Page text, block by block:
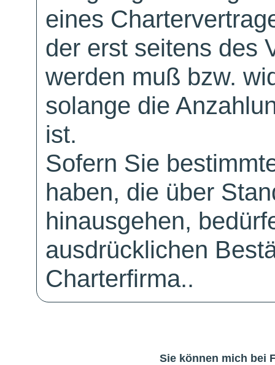
eines
der erst seitens des
werden muß bzw.
solange die
ist.
Sofern Sie
haben, die über
hinausgehen,
ausdrücklichen
Charterfirma..
Sie können mich bei